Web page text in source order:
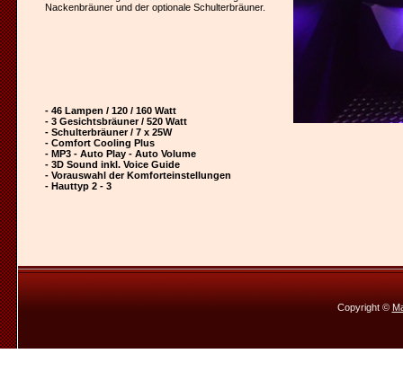
Nackenbräuner und der optionale Schulterbräuner.
- 46 Lampen / 120 / 160 Watt
- 3 Gesichtsbräuner / 520 Watt
- Schulterbräuner / 7 x 25W
- Comfort Cooling Plus
- MP3 - Auto Play - Auto Volume
- 3D Sound inkl. Voice Guide
- Vorauswahl der Komforteinstellungen
- Hauttyp 2 - 3
Copyright ©